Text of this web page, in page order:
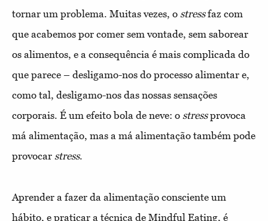
tornar um problema. Muitas vezes, o stressfaz com
que acabemos por comer sem vontade, sem saborear
os alimentos, e a consequência é mais complicada do
que parece – desligamo-nos do processo alimentar e,
como tal, desligamo-nos das nossas sensações
corporais. É um efeito bola de neve: o stressprovoca
má alimentação, mas a má alimentação também pode
provocar stress.
Aprender a fazer da alimentação consciente um
hábito, e praticar a técnica de Mindful Eating, é